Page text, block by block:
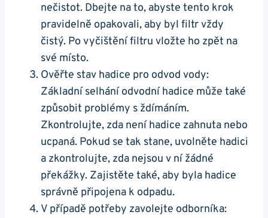
nečistot.‍ Dbejte na to, abyste tento krok
pravidelně opakovali, aby byl filtr⁣ vždy
čistý. Po vyčištění filtru vložte ho ​zpět na
své ‌místo.
Ověřte stav ⁤hadice pro‌ odvod⁣ vody:
Základní selhání odvodní hadice může také
způsobit problémy s ždímáním.
Zkontrolujte, ‌zda ⁢není hadice zahnuta nebo
ucpaná. Pokud se tak stane, uvolněte hadici
a zkontrolujte, zda ‍nejsou v ní žádné
překážky. Zajistěte také, aby byla ​hadice
správně připojena k odpadu.
V případě potřeby zavolejte odborníka: